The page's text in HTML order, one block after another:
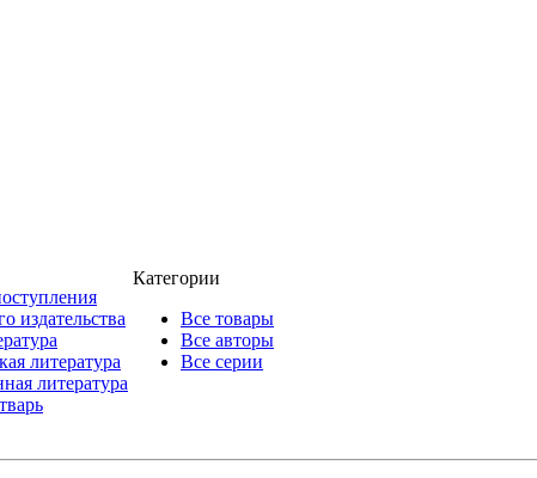
издательства
литература
литература
Категории
Все товары
Все авторы
Все серии